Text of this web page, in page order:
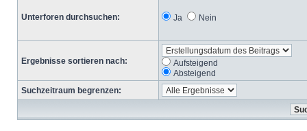
Unterforen durchsuchen: Ja Nein
Ergebnisse sortieren nach:
Aufsteigend
Absteigend
Suchzeitraum begrenzen: